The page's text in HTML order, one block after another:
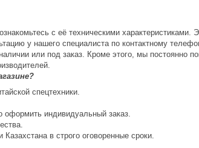
с её техническими характеристиками.
у нашего специалиста по контактному
или под заказ. Кроме этого, мы постоянно
спецтехники.
индивидуальный заказ.
в строго оговоренные сроки.